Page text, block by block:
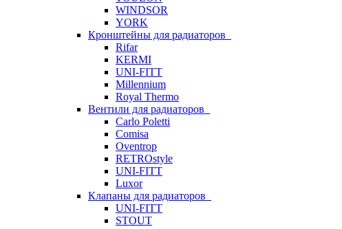
WINDSOR
YORK
Кронштейны для радиаторов
Rifar
KERMI
UNI-FITT
Millennium
Royal Thermo
Вентили для радиаторов
Carlo Poletti
Comisa
Oventrop
RETROstyle
UNI-FITT
Luxor
Клапаны для радиаторов
UNI-FITT
STOUT